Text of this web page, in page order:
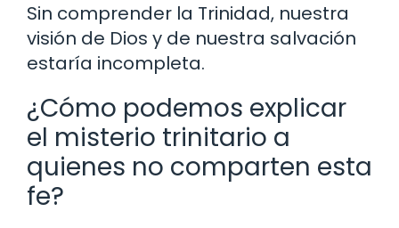
Sin comprender la Trinidad, nuestra
visión de Dios y de nuestra salvación
estaría incompleta.
¿Cómo podemos explicar
el misterio trinitario a
quienes no comparten esta
fe?